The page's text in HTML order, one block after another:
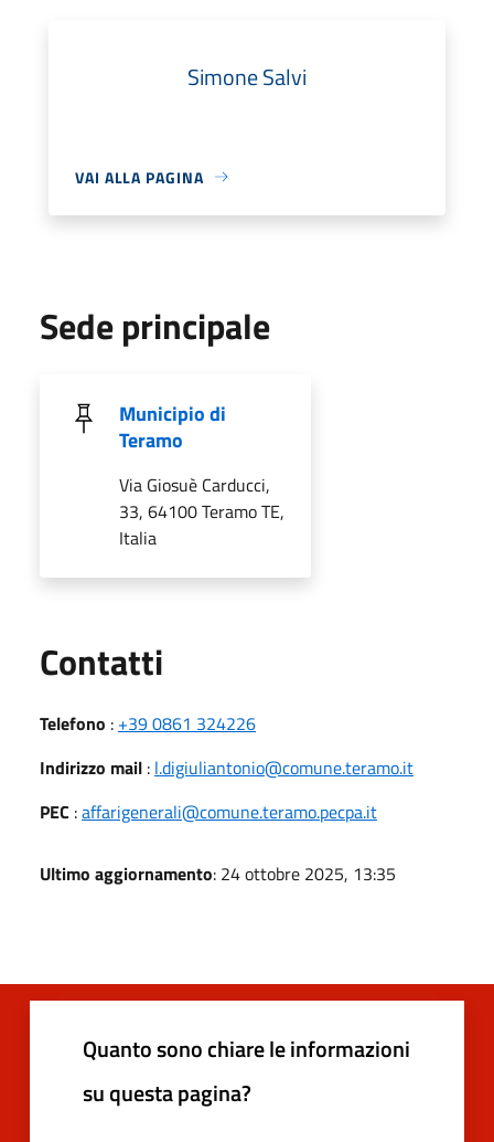
Simone Salvi
VAI ALLA PAGINA
Sede principale
Municipio di
Teramo
Via Giosuè Carducci,
33, 64100 Teramo TE,
Italia
Contatti
Telefono : +39 0861 324226
Indirizzo mail : l.digiuliantonio@comune.teramo.it
PEC :affarigenerali@comune.teramo.pecpa.it
Ultimo aggiornamento: 24 ottobre 2025, 13:35
Quanto sono chiare le informazioni
su questa pagina?